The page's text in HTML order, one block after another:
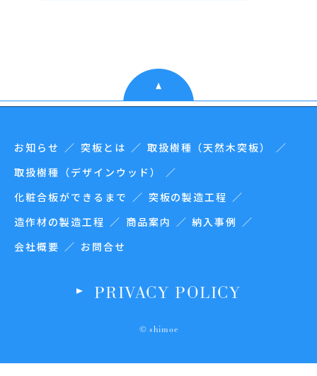
お知らせ 突板とは
取扱樹種（天然木突板）
取扱樹種（デザインウッド）
化粧合板ができるまで
突板の製造工程
造作材の製造工程
商品案内
納入事例
会社概要
お問合せ
PRIVACY POLICY
© shimoe